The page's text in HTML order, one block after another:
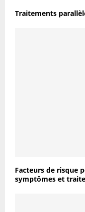
Traitements
Facteurs de risque
symptômes et